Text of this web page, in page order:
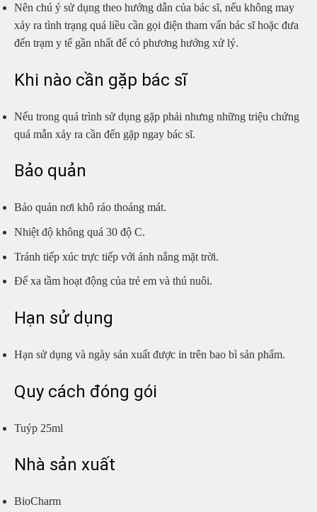
Nên chú ý sử dụng theo hướng dẫn của bác sĩ, nếu không may
xảy ra tình trạng quá liều cần gọi điện tham vấn bác sĩ hoặc đưa
đến trạm y tế gần nhất để có phương hướng xử lý.
Khi nào cần gặp bác sĩ
Nếu trong quá trình sử dụng gặp phải nhưng những triệu chứng
quá mẫn xảy ra cần đến gặp ngay bác sĩ.
Bảo quản
Bảo quản nơi khô ráo thoáng mát.
Nhiệt độ không quá 30 độ C.
Tránh tiếp xúc trực tiếp với ánh nắng mặt trời.
Để xa tầm hoạt động của trẻ em và thú nuôi.
Hạn sử dụng
Hạn sử dụng và ngày sản xuất được in trên bao bì sản phẩm.
Quy cách đóng gói
Tuýp 25ml
Nhà sản xuất
BioCharm